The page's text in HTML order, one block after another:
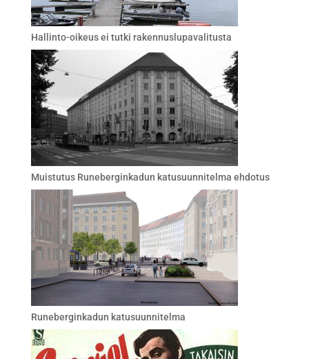
Hallinto-oikeus ei tutki rakennuslupavalitusta
Muistutus Runeberginkadun katusuunnitelma ehdotus
Runeberginkadun katusuunnitelma